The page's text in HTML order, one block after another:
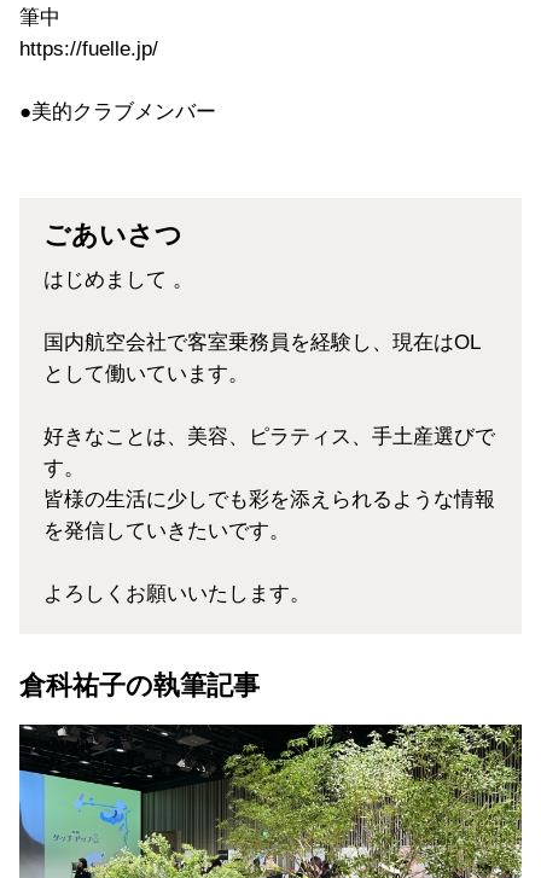
筆中
https://fuelle.jp/
●美的クラブメンバー
ごあいさつ
はじめまして 。
国内航空会社で客室乗務員を経験し、現在はOL
として働いています。
好きなことは、美容、ピラティス、手土産選びで
す。
皆様の生活に少しでも彩を添えられるような情報
を発信していきたいです。
よろしくお願いいたします。
倉科祐子の執筆記事